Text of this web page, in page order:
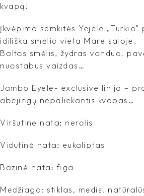
kvapą!
Įkvėpimo semkitės Yejele
idiliška smėlio vieta Mare saloje.
Baltas smėlis, žydras vanduo,
nuostabus vaizdas…
Jambo Eyele- exclusive linija –
abejingų nepaliekantis kvapas…
Viršutinė nata: nerolis
Vidutinė nata: eukaliptas
Bazinė nata: figa
Medžiaga: stiklas, medis,